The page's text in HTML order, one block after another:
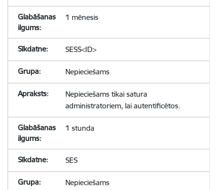
1 mēnesis
SESS<ID>
Nepieciešams
Nepieciešams tikai satura
administratoriem, lai autentificētos.
1 stunda
SES
Nepieciešams